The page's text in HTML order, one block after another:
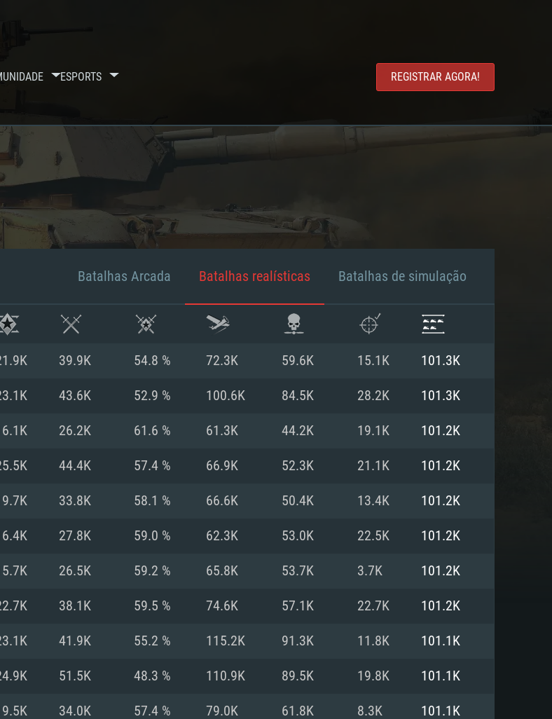
ESPORTS REGISTRAR AGORA!
DE SISTEMA
Recomendado
Recomendado
Recomendado
Batalhas Arcada Batalhas realísticas Batalhas de simulação
39.9K 54.8 % 72.3K 59.6K 15.1K 101.3K
43.6K 52.9 % 100.6K 84.5K 28.2K 101.3K
26.2K 61.6 % 61.3K 44.2K 19.1K 101.2K
44.4K 57.4 % 66.9K 52.3K 21.1K 101.2K
33.8K 58.1 % 66.6K 50.4K 13.4K 101.2K
27.8K 59.0 % 62.3K 53.0K 22.5K 101.2K
26.5K 59.2 % 65.8K 53.7K 3.7K 101.2K
38.1K 59.5 % 74.6K 57.1K 22.7K 101.2K
41.9K 55.2 % 115.2K 91.3K 11.8K 101.1K
51.5K 48.3 % 110.9K 89.5K 19.8K 101.1K
34.0K 57.4 % 79.0K 61.8K 8.3K 101.1K